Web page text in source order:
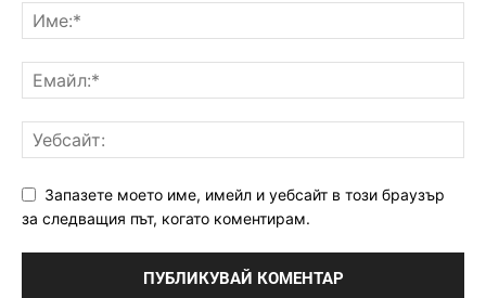
Запазете моето име, имейл и уебсайт в този браузър
за следващия път, когато коментирам.